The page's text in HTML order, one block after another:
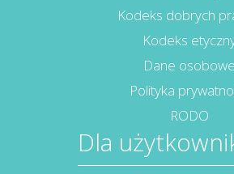
Kodeks dobrych
Kodeks
Dane osobowe
Polityka
RODO
Dla